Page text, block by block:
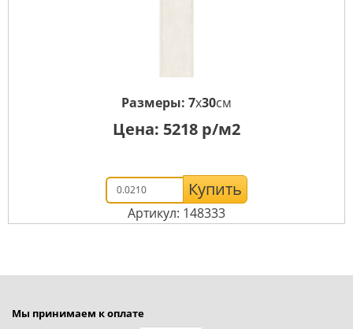
Размеры: 7x30см
Цена: 5218 р/м2
Купить
Артикул: 148333
Мы принимаем к оплате